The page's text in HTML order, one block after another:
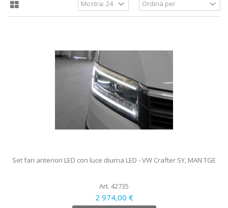
Set fari anteriori LED con luce diurna LED - VW Crafter SY, MAN TGE
Art. 42735
2 974,00 €